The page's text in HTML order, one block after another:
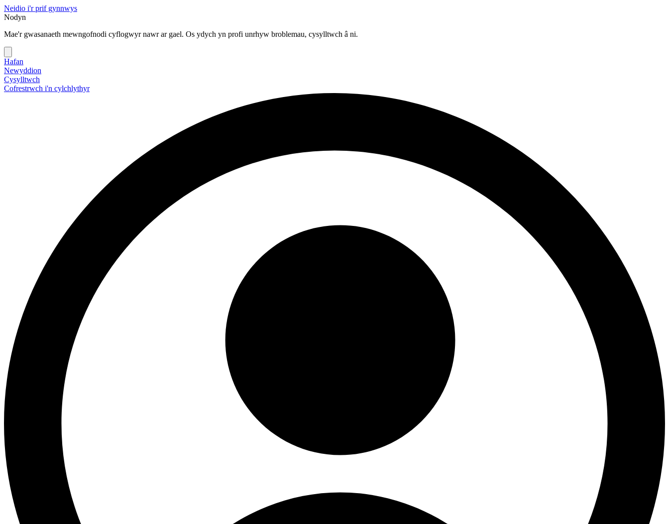
Neidio i'r prif gynnwys
Nodyn
Mae'r gwasanaeth mewngofnodi cyflogwyr nawr ar gael. Os ydych yn profi unrhyw broblemau, cysylltwch â ni.
Hafan
Newyddion
Cysylltwch
Cofrestrwch i'n cylchlythyr